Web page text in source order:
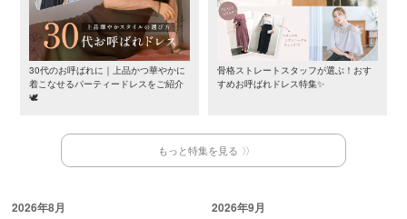
30代のお呼ばれに｜上品かつ華やかに
着こなせるパーティードレスをご紹介
🕊️
骨格ストレートスタッフが選ぶ！おす
すめお呼ばれドレス特集✨
もっと特集を見る
2026年8月 2026年9月